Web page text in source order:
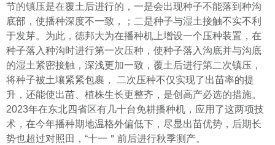
节的镇压是在覆土后进行的，一是会出现种子不能落到种沟
底部，使播种深度不一致，；二是种子与湿土接触不实不利
于发芽。为此，德邦大为在播种机上增设一个压种装置，在
种子落入种沟时进行第一次压种，使种子落入沟底并与沟底
的湿土紧密接触，深浅更加一致，覆土后进行第二次镇压，
将种子被土壤紧紧包裹， 二次压种不仅实现了出苗率的提
升，还能使出苗、植株生长更整齐，是创高产必选的措施。
2023年在东北四省区有几十台免耕播种机，应用了这两项技
术，在今年播种期地温格外偏低下，尽显出苗优势，后期长
势也超过对照田，“十一＂前后进行秋季测产。